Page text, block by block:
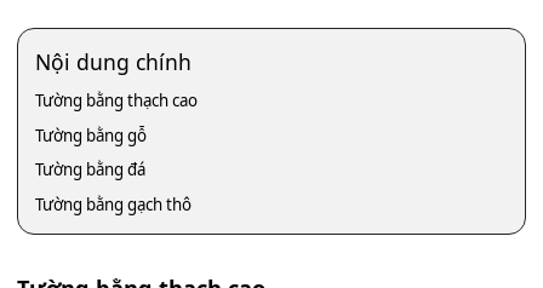
Nội dung chính
Tường bằng thạch cao
Tường bằng gỗ
Tường bằng đá
Tường bằng gạch thô